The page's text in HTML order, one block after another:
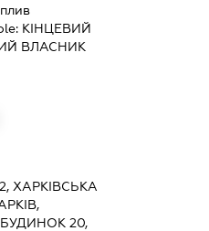
КІНЦЕВИЙ
ВЛАСНИК
ХАРКІВСЬКА
20,